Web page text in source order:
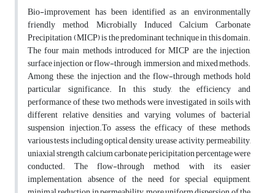
Bio-improvement has been identified as an environmentally
friendly method, Microbially Induced Calcium Carbonate
Precipitation (MICP) is the predominant technique in this domain.
The four main methods introduced for MICP are the injection,
surface injection or flow-through, immersion, and mixed methods.
Among these, the injection and the flow-through methods hold
particular significance. In this study, the efficiency and
performance of these two methods were investigated in soils with
different relative densities and varying volumes of bacterial
suspension injection.To assess the efficacy of these methods,
various tests including optical density, urease activity, permeability,
uniaxial strength, calcium carbonate pericipitation percentage were
conducted. The flow-through method, with its easier
implementation, absence of the need for special equipment,